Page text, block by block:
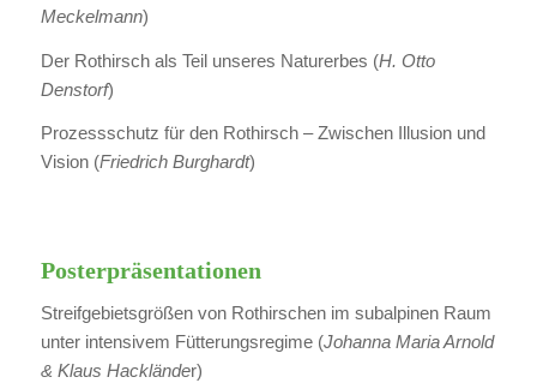
Meckelmann)
Der Rothirsch als Teil unseres Naturerbes (H. Otto
Denstorf)
Prozessschutz für den Rothirsch – Zwischen Illusion und
Vision (Friedrich Burghardt)
Posterpräsentationen
Streifgebietsgrößen von Rothirschen im subalpinen Raum
unter intensivem Fütterungsregime (Johanna Maria Arnold
& Klaus Hackländer)